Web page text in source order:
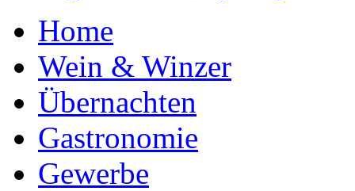
Home
Wein & Winzer
Übernachten
Gastronomie
Gewerbe